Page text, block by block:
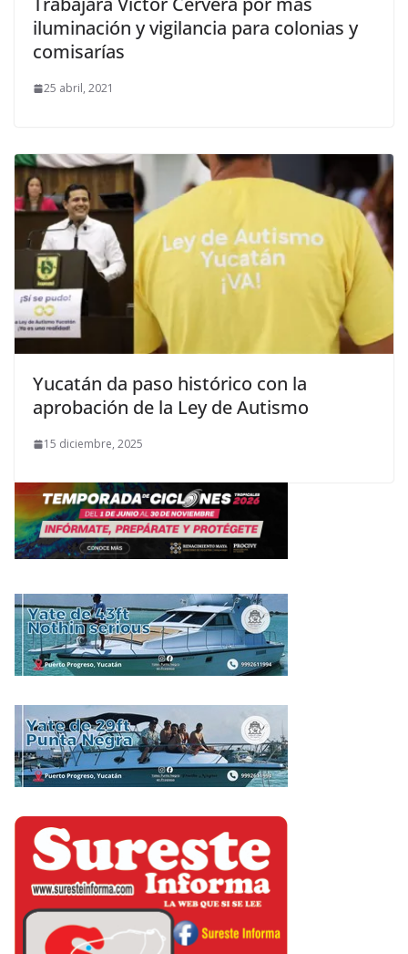
iluminación y vigilancia para colonias y
comisarías
25 abril, 2021
Yucatán da paso histórico con la
aprobación de la Ley de Autismo
15 diciembre, 2025